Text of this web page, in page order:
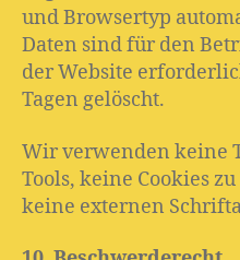
und Browsertyp
Daten sind für den
der Website
Tagen gelöscht.
Wir verwenden keine
Tools, keine Cookies
keine externen